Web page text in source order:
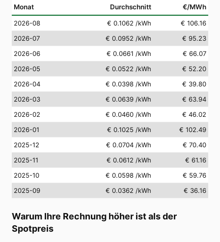
Monat Durchschnitt €/MWh
2026-08 € 0.1062 /kWh
€ 106.16
2026-07
€ 0.0952 /kWh
€ 95.23
2026-06
€ 0.0661 /kWh
€ 66.07
2026-05
€ 0.0522 /kWh
€ 52.20
2026-04
€ 0.0398 /kWh
€ 39.80
2026-03
€ 0.0639 /kWh
€ 63.94
2026-02
€ 0.0460 /kWh
€ 46.02
2026-01
€ 0.1025 /kWh
€ 102.49
2025-12
€ 0.0704 /kWh
€ 70.40
2025-11
€ 0.0612 /kWh
€ 61.16
2025-10
€ 0.0598 /kWh
€ 59.76
2025-09
€ 0.0362 /kWh € 36.16
Warum Ihre Rechnung höher ist als der
Spotpreis